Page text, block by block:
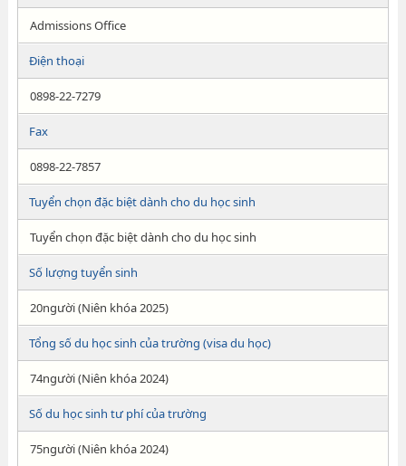
Admissions Office
Điện thoại
0898-22-7279
Fax
0898-22-7857
Tuyển chọn đặc biệt dành cho du học sinh
Tuyển chọn đặc biệt dành cho du học sinh
Số lượng tuyển sinh
20người (Niên khóa 2025)
Tổng số du học sinh của trường (visa du học)
74người (Niên khóa 2024)
Số du học sinh tư phí của trường
75người (Niên khóa 2024)